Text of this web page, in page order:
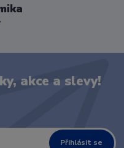
akce a slevy!
Přihlásit se